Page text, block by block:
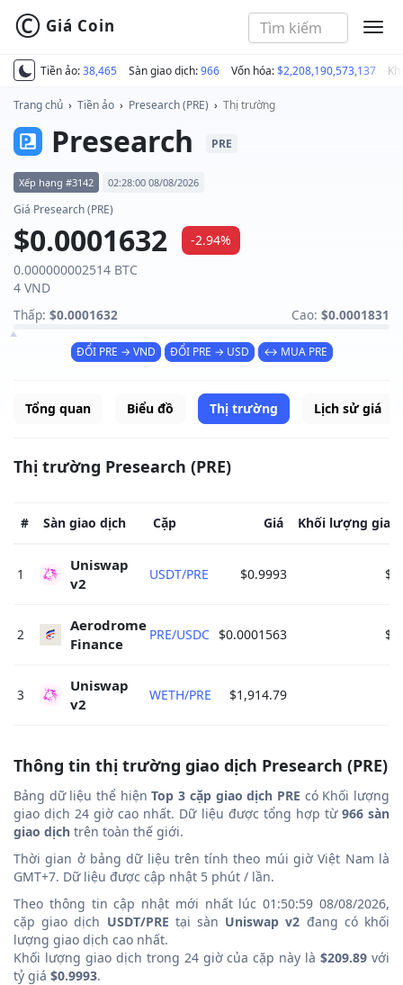
Tiền ảo:38,465 Sàn giao dịch:966 Vốn hóa:$2,208,190,573,137
© Giá Coin
Trang chủ › Tiền ảo › Presearch (PRE) › Thị trường
Presearch PRE
Xếp hạng #3142 02:28:00 08/08/2026
Giá Presearch (PRE)
$0.0001632
-2.94%
0.000000002514 BTC
4 VND
Thấp: $0.0001632 Cao: $0.0001831
ĐỔI PRE → VND ĐỔI PRE → USD ↔ MUA PRE
Tổng quan Biểu đồ Thị trường Lịch sử giá
Thị trường Presearch (PRE)
# Sàn giao dịch Cặp Giá Khối lượng giao
1
Uniswap
v2
USDT/PRE $0.9993
2
Aerodrome
Finance
PRE/USDC $0.0001563
3
Uniswap
v2
WETH/PRE $1,914.79
Thông tin thị trường giao dịch Presearch (PRE)
Bảng dữ liệu thể hiệnTop 3 cặp giao dịch PRE có Khối lượng
giao dịch 24 giờ cao nhất. Dữ liệu được tổng hợp từ 966 sàn
giao dịch trên toàn thế giới.
Thời gian ở bảng dữ liệu trên tính theo múi giờ Việt Nam là
GMT+7. Dữ liệu được cập nhật 5 phút / lần.
Theo thông tin cập nhật mới nhất lúc 01:50:59 08/08/2026,
cặp giao dịch USDT/PRE tại sàn Uniswap v2 đang có khối
lượng giao dịch cao nhất.
Khối lượng giao dịch trong 24 giờ của cặp này là$209.89 với
tỷ giá $0.9993.